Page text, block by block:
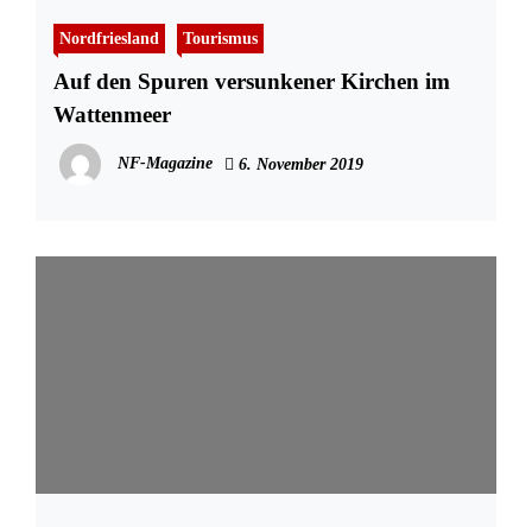
Nordfriesland Tourismus
Auf den Spuren versunkener Kirchen im
Wattenmeer
NF-Magazine 6. November 2019